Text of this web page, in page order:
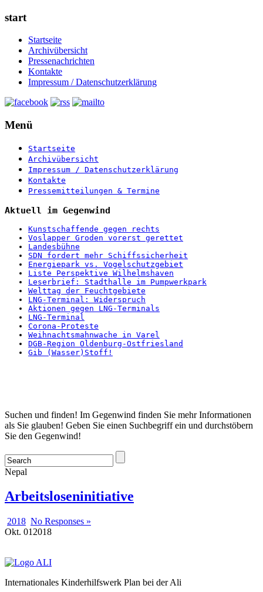
start
Startseite
Archivübersicht
Pressenachrichten
Kontakte
Impressum / Datenschutzerklärung
Menü
Startseite
Archivübersicht
Impressum / Datenschutzerklärung
Kontakte
Pressemitteilungen & Termine
Aktuell im Gegenwind
Kunstschaffende gegen rechts
Voslapper Groden vorerst gerettet
Landesbühne
SDN fordert mehr Schiffssicherheit
Energiepark vs. Vogelschutzgebiet
Liste Perspektive Wilhelmshaven
Leserbrief: Stadthalle im Pumpwerkpark
Welttag der Feuchtgebiete
LNG-Terminal: Widerspruch
Aktionen gegen LNG-Terminals
LNG-Terminal
Corona-Proteste
Weihnachtsmahnwache in Varel
DGB-Region Oldenburg-Ostfriesland
Gib (Wasser)Stoff!
Startseite
Suchen und finden! Im Gegenwind finden Sie mehr Informationen
als Sie glauben! Geben Sie einen Suchbegriff ein und durchstöbern
Sie den Gegenwind!
Nepal
Arbeitsloseninitiative
2018 No Responses »
Okt. 01 2018
Internationales Kinderhilfswerk Plan bei der Ali